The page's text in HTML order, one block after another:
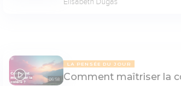
06:58
LA PENSÉE DU JOUR
Comment maîtriser la